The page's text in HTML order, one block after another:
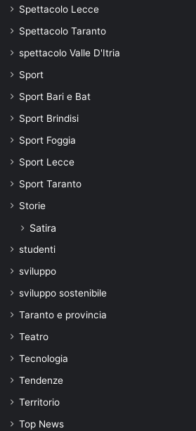
Spettacolo Lecce
Spettacolo Taranto
spettacolo Valle D'Itria
Sport
Sport Bari e Bat
Sport Brindisi
Sport Foggia
Sport Lecce
Sport Taranto
Storie
Satira
studenti
sviluppo
sviluppo sostenibile
Taranto e provincia
Teatro
Tecnologia
Tendenze
Territorio
Top News